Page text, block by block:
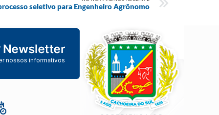
seletivo para Engenheiro Agrônomo
nossos informativos